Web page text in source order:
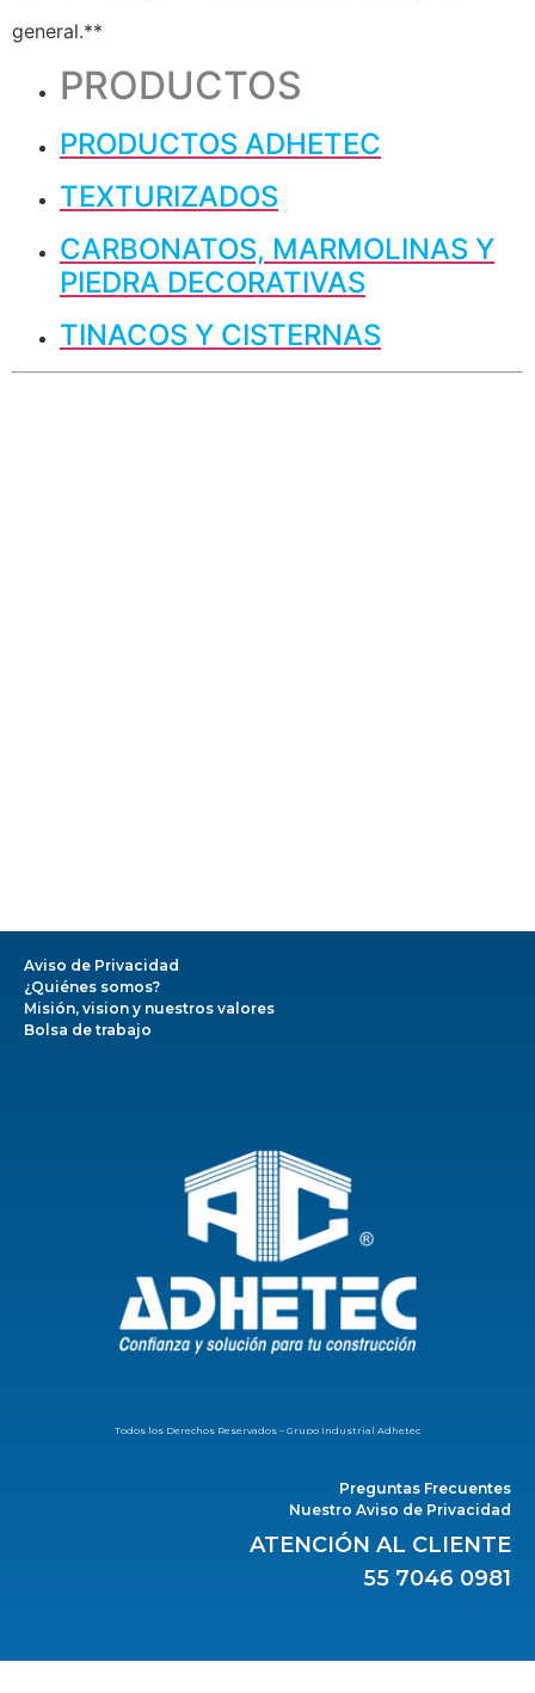
general.**
PRODUCTOS
PRODUCTOS ADHETEC
TEXTURIZADOS
CARBONATOS, MARMOLINAS Y
PIEDRA DECORATIVAS
TINACOS Y CISTERNAS
Aviso de Privacidad
¿Quiénes somos?
Misión, vision y nuestros valores
Bolsa de trabajo
Todos los Derechos Reservados – Grupo Industrial Adhetec
Preguntas Frecuentes
Nuestro Aviso de Privacidad
ATENCIÓN AL CLIENTE
55 7046 0981